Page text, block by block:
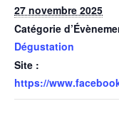
27 novembre 2025
Catégorie
Dégustation
Site :
https://